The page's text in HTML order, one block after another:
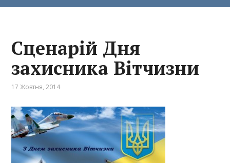
Сценарій Дня
захисника Вітчизни
17 Жовтня, 2014